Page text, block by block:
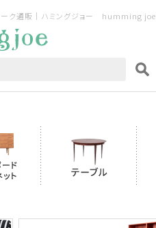
ーク通販｜ハミングジョー humming joe